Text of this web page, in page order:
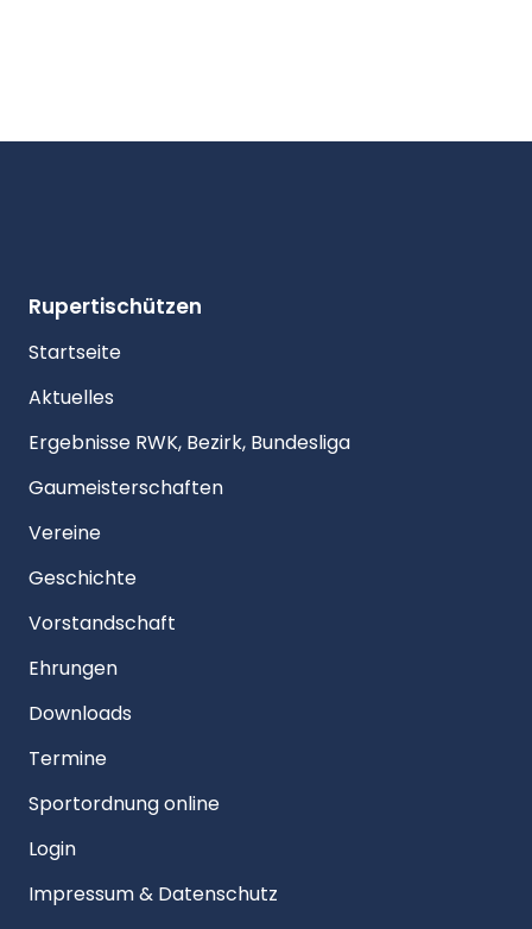
Rupertischützen
Startseite
Aktuelles
Ergebnisse RWK, Bezirk, Bundesliga
Gaumeisterschaften
Vereine
Geschichte
Vorstandschaft
Ehrungen
Downloads
Termine
Sportordnung online
Login
Impressum & Datenschutz